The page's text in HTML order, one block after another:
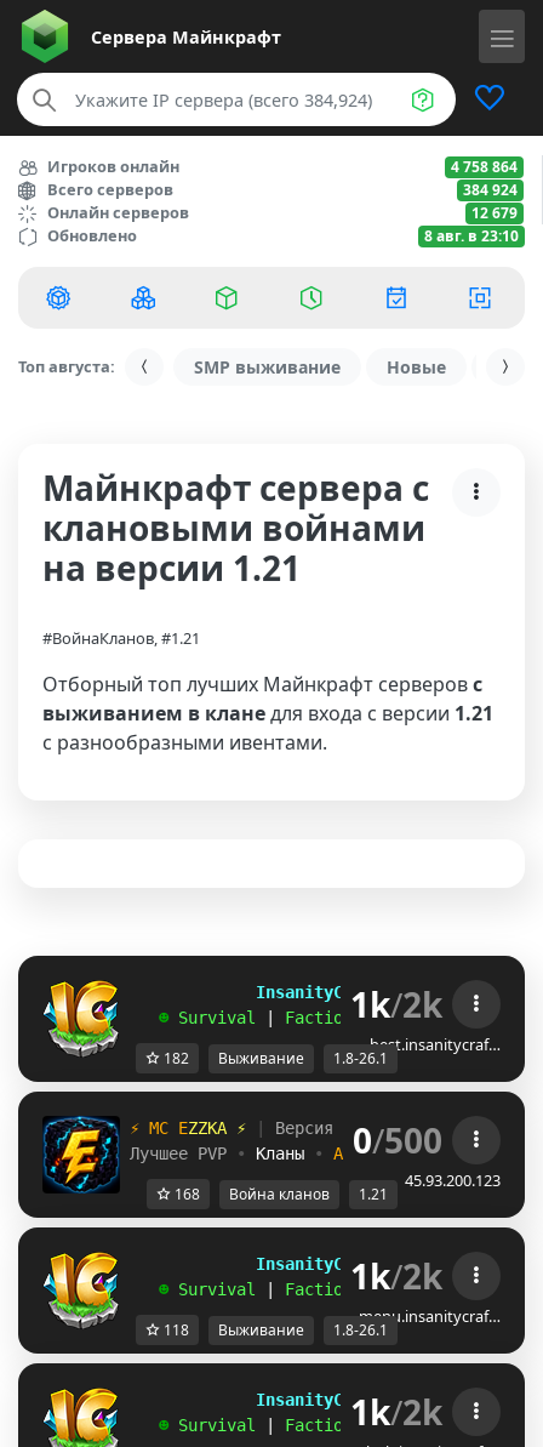
Сервера Майнкрафт
Игроков онлайн 4 758 864
Всего серверов 384 924
Онлайн серверов 12 679
Обновлено 8 авг. в 23:10
Топ августа: SMP выживание Новые С
Майнкрафт сервера с
клановыми войнами
на версии 1.21
#ВойнаКланов, #1.21
Отборный топ лучших Майнкрафт серверовс
выживанием в кланедля входа с версии 1.21
с разнообразными ивентами.
InsanityCraft || 1.8 - 26.1
☻ Survival Factions | Skyblock
1k/2k
best.insanitycraf…
182 Выживание 1.8-26.1
⚡ MC EZZKA ⚡ Версия
1.21+
Лучшее PVP
• Кланы • Арены
0/500
45.93.200.123
168 Война кланов 1.21
InsanityCraft || 1.8 - 26.1
☻ Survival Factions | Skyblock
1k/2k
menu.insanitycraf…
118 Выживание 1.8-26.1
InsanityCraft || 1.8 - 26.1
☻ Survival Factions | Skyblock
1k/2k